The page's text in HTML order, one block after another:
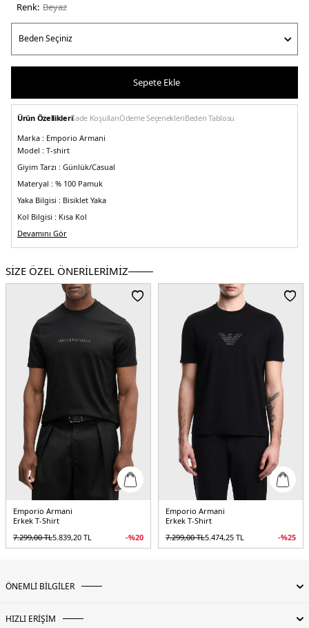
Renk: beyaz
Sepete Ekle
Ürün Özellikleriİade KoşullarıÖdeme SeçenekleriBeden Tablosu
Marka : Emporio Armani
Model : T-shirt
Giyim Tarzı : Günlük/Casual
Materyal : % 100 Pamuk
Yaka Bilgisi : Bisiklet Yaka
Kol Bilgisi : Kısa Kol
Kalıp Bilgisi :Relaxed Fit
Manken Ölçüsü :Kilo : 79 kg / Boy : 1.89 cm / Göğüs : 101 cm / Bel : 83 cm /
Üretim Yeri :Vietnam
5DY13R1TU01JWZZ01I0.25
Devamını Gör
SİZE ÖZEL ÖNERİLERİMİZ
Emporio Armani
Erkek T-Shirt
7.299,00TL5.839,20 TL -%20
Emporio Armani
Erkek T-Shirt
7.299,00TL5.474,25 TL -%25
ÖNEMLİ BİLGİLER
HIZLI ERİŞİM